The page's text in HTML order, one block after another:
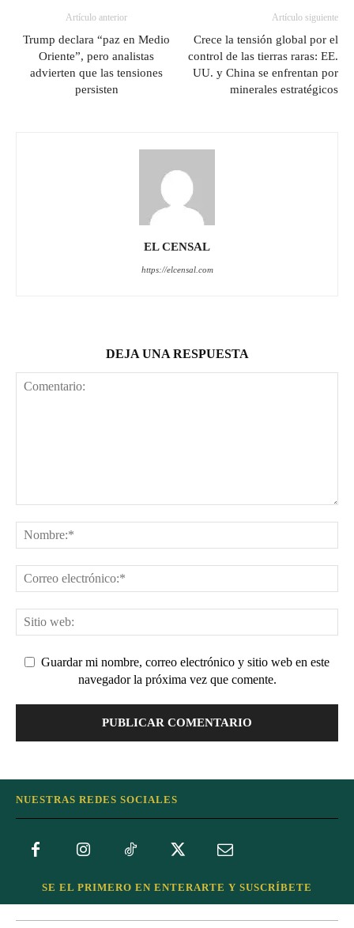
Artículo anterior
Trump declara “paz en Medio
Oriente”, pero analistas
advierten que las tensiones
persisten
Artículo siguiente
Crece la tensión global por el
control de las tierras raras: EE.
UU. y China se enfrentan por
minerales estratégicos
EL CENSAL
https://elcensal.com
DEJA UNA RESPUESTA
Guardar mi nombre, correo electrónico y sitio web en este
navegador la próxima vez que comente.
NUESTRAS REDES SOCIALES
SE EL PRIMERO EN ENTERARTE Y SUSCRÍBETE